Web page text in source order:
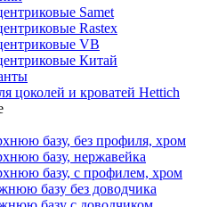
Samet
Rastex
VB
Китай
цоколей и кроватей Hettich
базу, без профиля, хром
базу, нержавейка
базу, с профилем, хром
базу без доводчика